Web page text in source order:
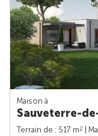
Maison à
Sauveterre-
Terrain de : 517 m2 |